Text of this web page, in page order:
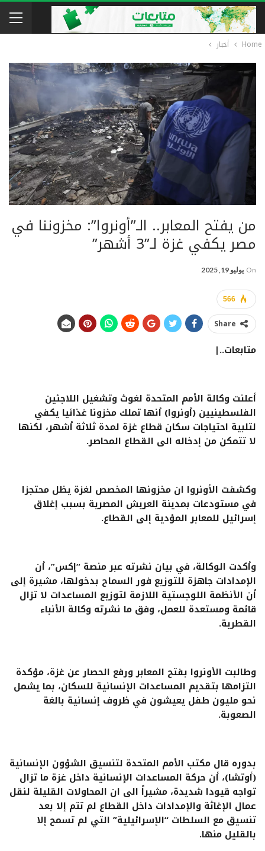
Home أخبار
من يفتح المعابر.. الـ”أونروا”: مخزوننا في
مصر يكفي غزة لـ”3 أشهر”
On يوليو 19, 2025
566
Share
متابعات..|
أعلنت وكالة الأمم المتحدة لغوث وتشغيل اللاجئين
الفلسطينيين (أونروا) أنها تملك مخزونا غذائيا يكفي
لتلبية احتياجات سكان قطاع غزة لمدة ثلاثة أشهر، لكنها
لا تتمكن من إدخاله الى القطاع المحاصر.
وكشفت الأونروا ان مخزونها المخصص لغزة يظل محتجزا
في مستودعات بمدينة العريش المصرية بسبب إغلاق
إسرائيل للمعابر المؤدية إلى القطاع.
وأكدت الوكالة، في بيان نشرته عبر منصة “إكس”، أن
الإمدادات جاهزة للتوزيع فور السماح بدخولها، مشيرة إلى
أن الأنظمة اللوجستية اللازمة لتوزيع المساعدات لا تزال
قائمة ومستعدة للعمل، وفق ما نشرته وكالة الأنباء
القطرية.
وطالبت الأونروا بفتح المعابر ورفع الحصار عن غزة، مؤكدة
التزامها بتقديم المساعدات الإنسانية للسكان، بما يشمل
نحو مليون طفل يعيشون في ظروف إنسانية بالغة
الصعوبة.
بدوره قال مكتب الأمم المتحدة لتنسيق الشؤون الإنسانية
(أوتشا)، أن حركة المساعدات الإنسانية داخل غزة ما تزال
تواجه قيودا شديدة، مشيراً الى ان المحاولات القليلة لنقل
عمال الإغاثة والإمدادات داخل القطاع لم تتم إلا بعد
تنسيق مع السلطات “الإسرائيلية” التي لم تسمح إلا
بالقليل منها.